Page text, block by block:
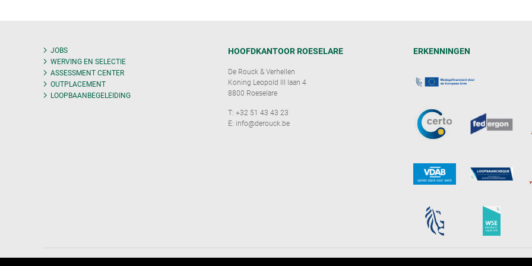
JOBS
WERVING EN SELECTIE
ASSESSMENT CENTER
OUTPLACEMENT
LOOPBAANBEGELEIDING
HOOFDKANTOOR ROESELARE
De Rouck & Verhellen
Koning Leopold III laan 4
8800 Roeselare
T: +32 51 43 43 23
E: info@derouck.be
ERKENNINGEN